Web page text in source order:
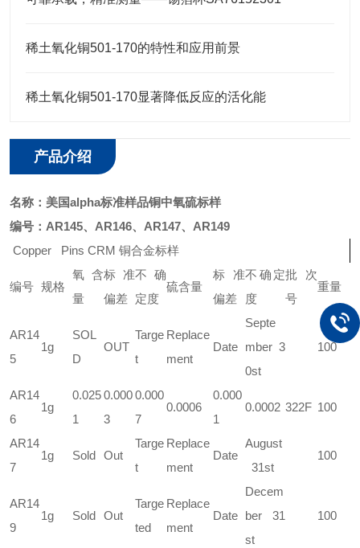
稀土氧化铜501-170的特性和应用前景
稀土氧化铜501-170显著降低反应的活化能
产品介绍
名称： 美国alpha标准样品铜中氧硫标样
编号： AR145、AR146、AR147、AR149
Copper Pins CRM 铜合金标样
编号 规格
氧含
量
标准
偏差
不确
定度
硫含量
标准
偏差
不确定
度
批次
号
重量
AR14
5
1g
SOL
D
OUT
Targe
t
Replace
ment
Date
Septe
mber 3
0st
100
AR14
6
1g
0.025
1
0.000
3
0.000
7
0.0006
0.000
1
0.0002 322F 100
AR14
7
1g Sold Out
Targe
t
Replace
ment
Date
August
31st
100
AR14
9
1g Sold Out
Targe
ted
Replace
ment
Date
Decem
ber 31
st
100